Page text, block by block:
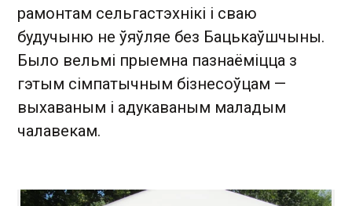
рамонтам сельгастэхнікі і сваю
будучыню не ўяўляе без Бацькаўшчыны.
Было вельмі прыемна пазнаёміцца з
гэтым сімпатычным бізнесоўцам —
выхаваным і адукаваным маладым
чалавекам.